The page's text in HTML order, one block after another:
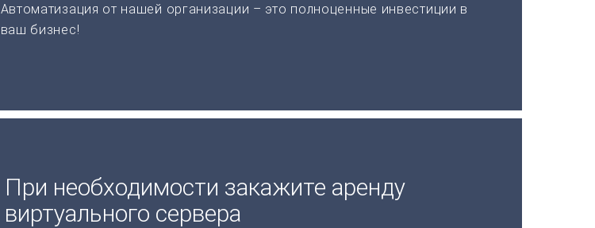
Автоматизация от нашей организации – это полноценные инвестиции в
ваш бизнес!
При необходимости закажите аренду
виртуального сервера